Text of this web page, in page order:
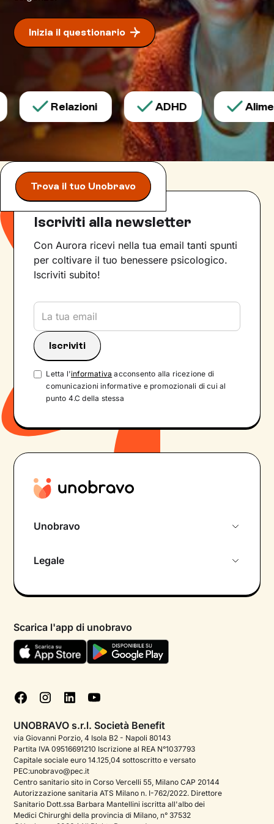
Inizia il questionario
Relazioni ADHD
Trova il tuo Unobravo
Iscriviti alla newsletter
Con Aurora ricevi nella tua email tanti spunti
per coltivare il tuo benessere psicologico.
Iscriviti subito!
Letta l'informativa acconsento alla ricezione di
comunicazioni informative e promozionali di cui al
punto 4.C della stessa
Unobravo
Psicologo in chat
Aiuto urgente
FAQ
Podcast di psicologia
Corporate
Psicologo italiano all'estero
Sala stampa
Legale
Termini e condizioni
Informativa Privacy
Cookie policy
Gestisci cookie
Scarica l'app di unobravo
UNOBRAVO s.r.l. Società Benefit
via Giovanni Porzio, 4 Isola B2 - Napoli 80143
Partita IVA 09516691210 Iscrizione al REA N°1037793
Capitale sociale euro 14.125,04 sottoscritto e versato
PEC:unobravo@pec.it
Centro sanitario sito in Corso Vercelli 55, Milano CAP 20144
Autorizzazione sanitaria ATS Milano n. I-762/2022. Direttore
Sanitario Dott.ssa Barbara Mantellini iscritta all'albo dei
Medici Chirurghi della provincia di Milano, n° 37532